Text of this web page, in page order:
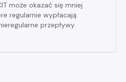
może okazać się mniej
regularnie wypłacają
przepływy